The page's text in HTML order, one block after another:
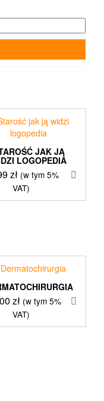
JAK JĄ
LOGOPEDIA
zł (w tym 5%
VAT)
zł (w tym 5%
VAT)